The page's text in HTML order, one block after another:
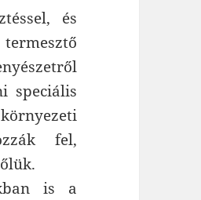
és
speciális
fel,
is a